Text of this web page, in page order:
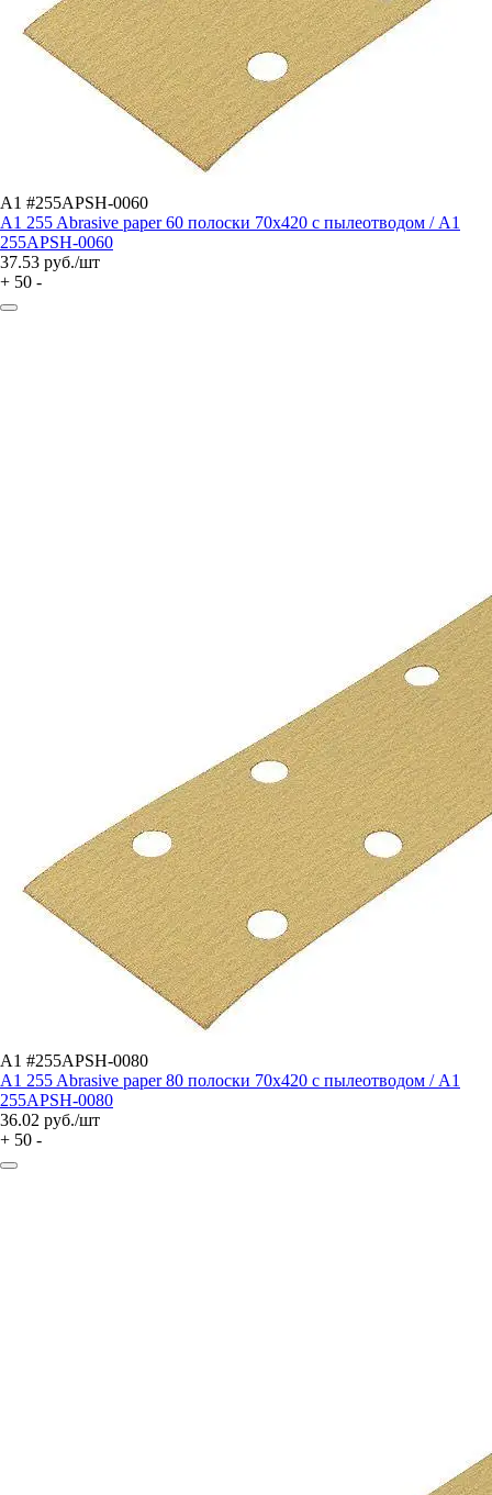
A1 #255APSH-0060
A1 255 Abrasive paper 60 полоски 70x420 с пылеотводом / A1
255APSH-0060
37.53 руб./шт
+ 50 -
A1 #255APSH-0080
A1 255 Abrasive paper 80 полоски 70x420 с пылеотводом / A1
255APSH-0080
36.02 руб./шт
+ 50 -